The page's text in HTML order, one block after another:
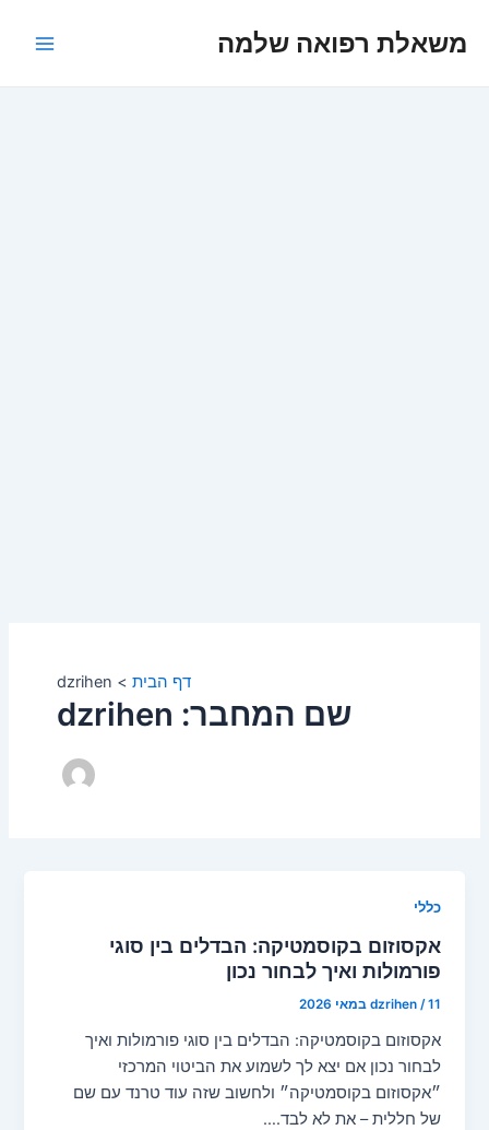
לתוכןמשאלת רפואה שלמה
דף הבית dzrihen
שם המחבר: dzrihen
כללי
אקסוזום בקוסמטיקה: הבדלים בין סוגי
פורמולות ואיך לבחור נכון
dzrihen /11 במאי 2026
אקסוזום בקוסמטיקה: הבדלים בין סוגי פורמולות ואיך
לבחור נכון אם יצא לך לשמוע את הביטוי המרכזי
״אקסוזום בקוסמטיקה״ ולחשוב שזה עוד טרנד עם שם
של חללית – את לא לבד.…